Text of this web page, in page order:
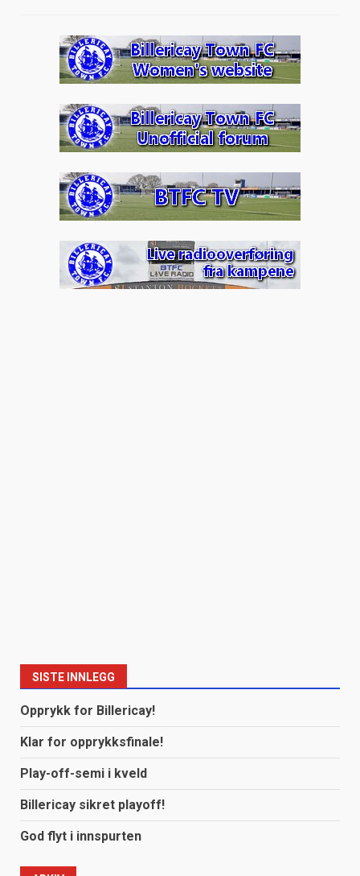
SISTE INNLEGG
Opprykk for Billericay!
Klar for opprykksfinale!
Play-off-semi i kveld
Billericay sikret playoff!
God flyt i innspurten